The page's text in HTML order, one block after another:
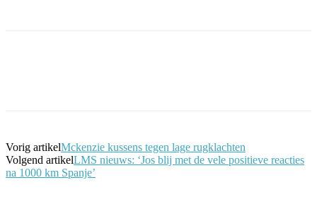
Vorig artikelMckenzie kussens tegen lage rugklachten
Volgend artikelLMS nieuws: ‘Jos blij met de vele positieve reacties
na 1000 km Spanje’